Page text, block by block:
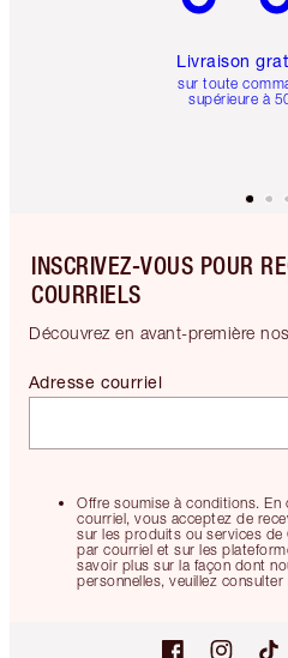
Livraison
sur toute
supérieure à
INSCRIVEZ-VOUS POUR
COURRIELS
Découvrez en avant-première
Offre soumise à conditions.
courriel, vous acceptez de
sur les produits ou services
par courriel et sur les
savoir plus sur la façon dont
personnelles, veuillez
Adresse courriel